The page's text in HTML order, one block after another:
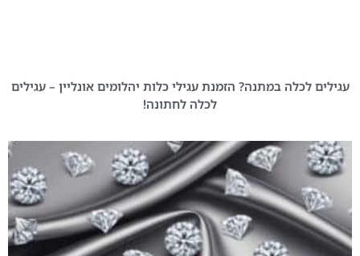
עגילים לכלה במתנה? הזמנת עגילי כלות יהלומים אונליין – עגילים
לכלה לחתונה!